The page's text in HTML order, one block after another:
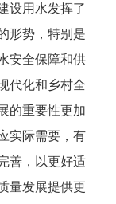
设用水发挥了
形势，特别是
安全保障和供
代化和乡村全
的重要性更加
实际需要，有
善，以更好适
量发展提供更